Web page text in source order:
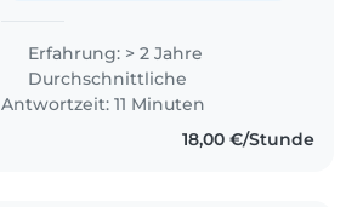
Erfahrung: > 2 Jahre
Durchschnittliche
Antwortzeit: 11 Minuten
18,00 €/Stunde